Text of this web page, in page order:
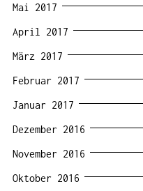
Mai 2017
April 2017
März 2017
Februar 2017
Januar 2017
Dezember 2016
November 2016
Oktober 2016